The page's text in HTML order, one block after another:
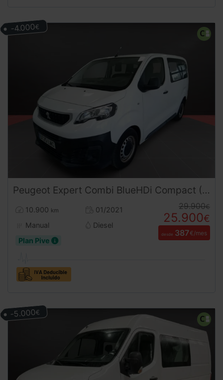
Peugeot Expert Combi BlueHDi Compact (2021) | Oportunidad de Reestreno con Solo 10.900 km | Desde 390 € al mes
10.900 km
01/2021
Manual
Diesel
Plan Pive
29.900€
25.900€
desde 387€/mes
-4.000€
-5.000€